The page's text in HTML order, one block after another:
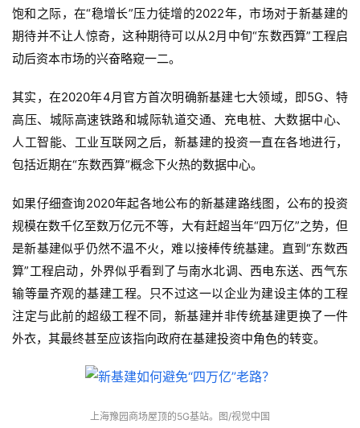
饱和之际，在“稳增长”压力徒增的2022年，市场对于新基建的
期待并不让人惊奇，这种期待可以从2月中旬“东数西算”工程启
动后资本市场的兴奋略窥一二。
其实，在2020年4月官方首次明确新基建七大领域，即5G、特
高压、城际高速铁路和城际轨道交通、充电桩、大数据中心、
人工智能、工业互联网之后，新基建的投资一直在各地进行，
包括近期在“东数西算”概念下火热的数据中心。
如果仔细查询2020年起各地公布的新基建路线图，公布的投资
规模在数千亿至数万亿元不等，大有赶超当年“四万亿”之势，但
是新基建似乎仍然不温不火，难以接棒传统基建。直到“东数西
算”工程启动，外界似乎看到了与南水北调、西电东送、西气东
输等量齐观的基建工程。只不过这一以企业为建设主体的工程
注定与此前的超级工程不同，新基建并非传统基建更换了一件
外衣，其最终甚至应该指向政府在基建投资中角色的转变。
上海豫园商场屋顶的5G基站。图/视觉中国